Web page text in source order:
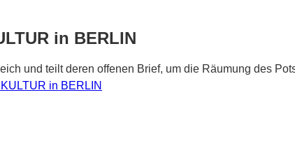
in BERLIN
und teilt deren offenen Brief, um die Räumung des
in BERLIN